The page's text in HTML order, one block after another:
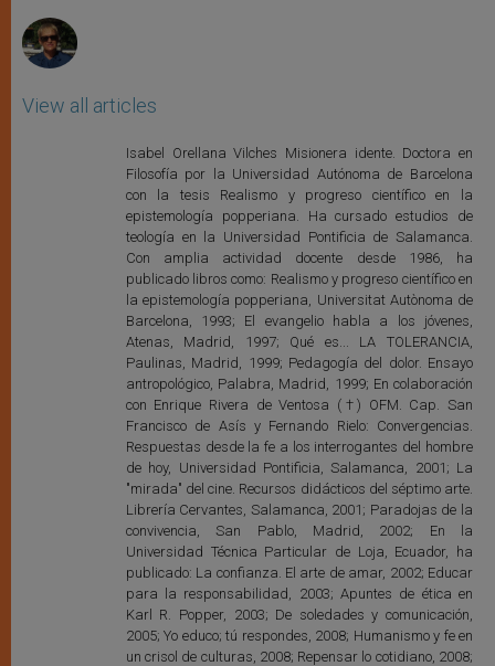
View all articles
Isabel Orellana Vilches Misionera idente. Doctora en
Filosofía por la Universidad Autónoma de Barcelona
con la tesis Realismo y progreso científico en la
epistemología popperiana. Ha cursado estudios de
teología en la Universidad Pontificia de Salamanca.
Con amplia actividad docente desde 1986, ha
publicado libros como: Realismo y progreso científico en
la epistemología popperiana, Universitat Autònoma de
Barcelona, 1993; El evangelio habla a los jóvenes,
Atenas, Madrid, 1997; Qué es... LA TOLERANCIA,
Paulinas, Madrid, 1999; Pedagogía del dolor. Ensayo
antropológico, Palabra, Madrid, 1999; En colaboración
con Enrique Rivera de Ventosa (†) OFM. Cap. San
Francisco de Asís y Fernando Rielo: Convergencias.
Respuestas desde la fe a los interrogantes del hombre
de hoy, Universidad Pontificia, Salamanca, 2001; La
"mirada" del cine. Recursos didácticos del séptimo arte.
Librería Cervantes, Salamanca, 2001; Paradojas de la
convivencia, San Pablo, Madrid, 2002; En la
Universidad Técnica Particular de Loja, Ecuador, ha
publicado: La confianza. El arte de amar, 2002; Educar
para la responsabilidad, 2003; Apuntes de ética en
Karl R. Popper, 2003; De soledades y comunicación,
2005; Yo educo; tú respondes, 2008; Humanismo y fe en
un crisol de culturas, 2008; Repensar lo cotidiano, 2008;